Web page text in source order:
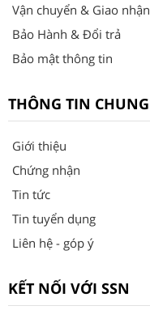
Vận chuyển & Giao nhận
Bảo Hành & Đổi trả
Bảo mật thông tin
THÔNG TIN CHUNG
Giới thiệu
Chứng nhận
Tin tức
Tin tuyển dụng
Liên hệ - góp ý
KẾT NỐI VỚI SSN